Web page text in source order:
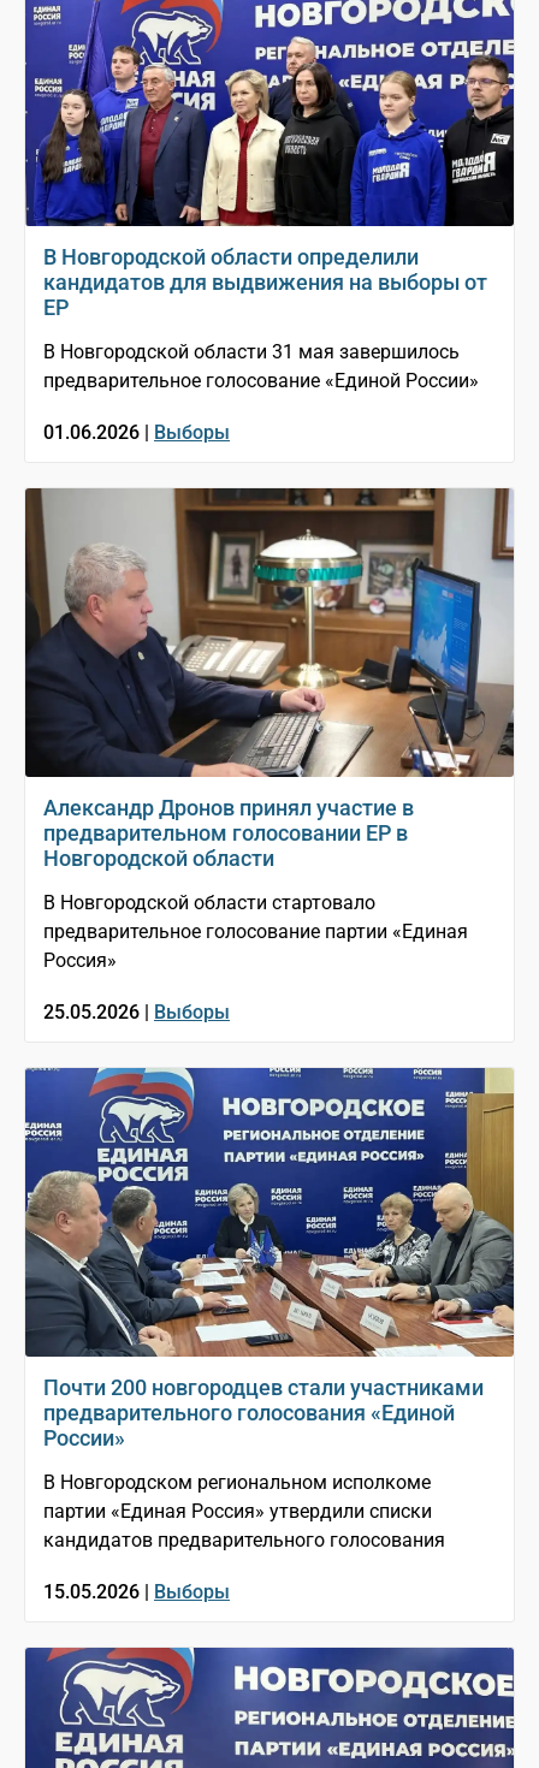
В Новгородской области определили
кандидатов для выдвижения на выборы от
ЕР
В Новгородской области 31 мая завершилось
предварительное голосование «Единой России»
01.06.2026 | Выборы
Александр Дронов принял участие в
предварительном голосовании ЕР в
Новгородской области
В Новгородской области стартовало
предварительное голосование партии «Единая
Россия»
25.05.2026 | Выборы
Почти 200 новгородцев стали участниками
предварительного голосования «Единой
России»
В Новгородском региональном исполкоме
партии «Единая Россия» утвердили списки
кандидатов предварительного голосования
15.05.2026 | Выборы